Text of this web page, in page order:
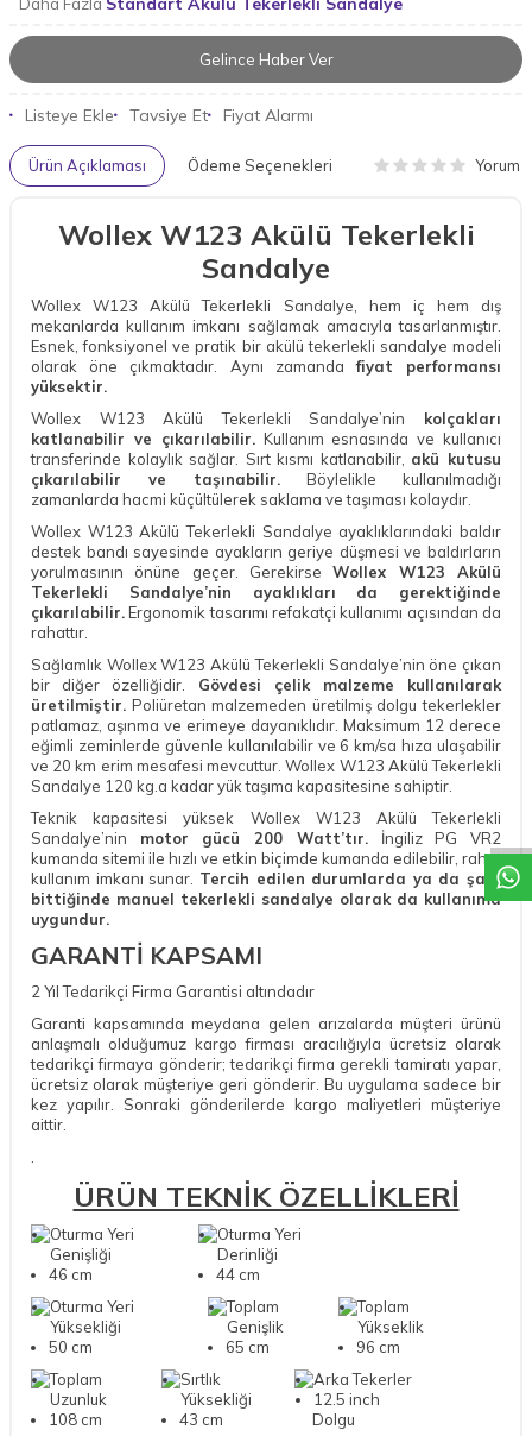
WhatappDesteHatt
Daha Fazla
Gelince Haber Ver
Listeye Ekle Tavsiye Et Fiyat Alarmı
Ürün Açıklaması Ödeme Seçenekleri Yorum
Wollex W123 Akülü Tekerlekli
Sandalye
Wollex W123 Akülü Tekerlekli Sandalye, hem iç hem dış
mekanlarda kullanım imkanı sağlamak amacıyla tasarlanmıştır.
Esnek, fonksiyonel ve pratik bir akülü tekerlekli sandalye modeli
olarak öne çıkmaktadır. Aynı zamandafiyat performansı
yüksektir.
Wollex W123 Akülü Tekerlekli Sandalye’nin kolçakları
katlanabilir ve çıkarılabilir.Kullanım esnasında ve kullanıcı
transferinde kolaylık sağlar. Sırt kısmı katlanabilir, akü kutusu
çıkarılabilir ve taşınabilir. Böylelikle kullanılmadığı
zamanlarda hacmi küçültülerek saklama ve taşıması kolaydır.
Wollex W123 Akülü Tekerlekli Sandalye ayaklıklarındaki baldır
destek bandı sayesinde ayakların geriye düşmesi ve baldırların
yorulmasının önüne geçer. GerekirseWollex W123 Akülü
Tekerlekli Sandalye’nin ayaklıkları da gerektiğinde
çıkarılabilir.Ergonomik tasarımı refakatçi kullanımı açısından da
rahattır.
Sağlamlık Wollex W123 Akülü Tekerlekli Sandalye’nin öne çıkan
bir diğer özelliğidir. Gövdesi çelik malzeme kullanılarak
üretilmiştir. Poliüretan malzemeden üretilmiş dolgu tekerlekler
patlamaz, aşınma ve erimeye dayanıklıdır. Maksimum 12 derece
eğimli zeminlerde güvenle kullanılabilir ve 6 km/sa hıza ulaşabilir
ve 20 km erim mesafesi mevcuttur. Wollex W123 Akülü Tekerlekli
Sandalye 120 kg.a kadar yük taşıma kapasitesine sahiptir.
Teknik kapasitesi yüksek Wollex W123 Akülü Tekerlekli
Sandalye’nin motor gücü 200 Watt’tır.İngiliz PG VR2
kumanda sitemi ile hızlı ve etkin biçimde kumanda edilebilir, rahat
kullanım imkanı sunar. Tercih edilen durumlarda ya da şarjı
bittiğinde manuel tekerlekli sandalye olarak da kullanıma
uygundur.
GARANTİ KAPSAMI
2 Yıl Tedarikçi Firma Garantisi altındadır
Garanti kapsamında meydana gelen arızalarda müşteri ürünü
anlaşmalı olduğumuz kargo firması aracılığıyla ücretsiz olarak
tedarikçi firmaya gönderir; tedarikçi firma gerekli tamiratı yapar,
ücretsiz olarak müşteriye geri gönderir. Bu uygulama sadece bir
kez yapılır. Sonraki gönderilerde kargo maliyetleri müşteriye
aittir.
ÜRÜN TEKNİK ÖZELLİKLERİ
Oturma Yeri
Genişliği
46 cm
Oturma Yeri
Derinliği
44 cm
Oturma Yeri
Yüksekliği
50 cm
Toplam
Genişlik
65 cm
Toplam
Yükseklik
96 cm
Toplam
Uzunluk
108 cm
Sırtlık
Yüksekliği
43 cm
Arka Tekerler
12.5 inch
Dolgu